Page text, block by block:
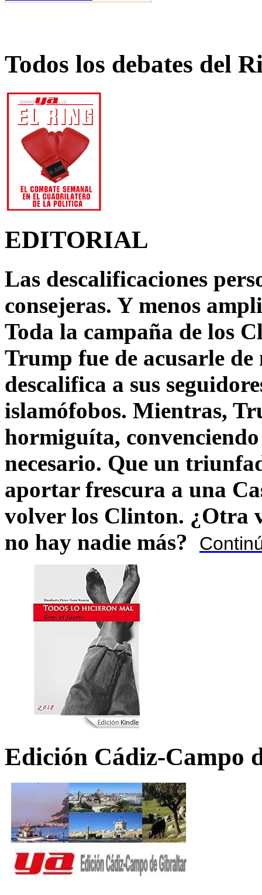
Todos los debates del
EDITORIAL
Las descalificaciones
consejeras. Y menos
Toda la campaña de los
Trump fue de acusarle
descalifica a sus
islamófobos. Mientras,
hormiguíta,
necesario. Que un
aportar frescura a una
volver los Clinton. ¿Otra
no hay nadie más?
Edición Cádiz-Campo